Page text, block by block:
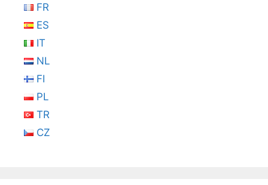
FR
ES
IT
NL
FI
PL
TR
CZ